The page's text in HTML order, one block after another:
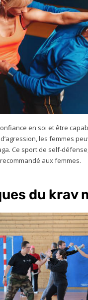
en soi et être
les femmes
Ce sport de self-
aux femmes.
du krav